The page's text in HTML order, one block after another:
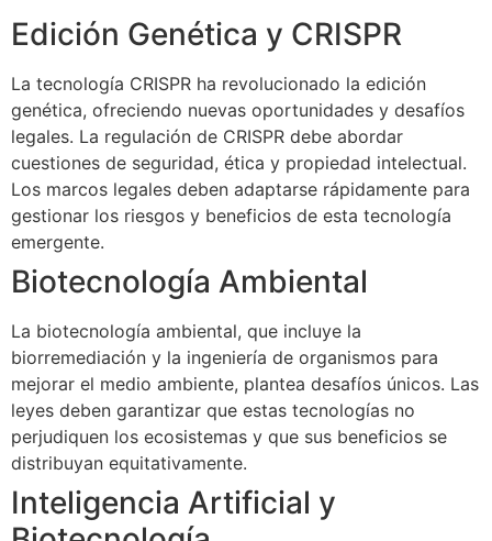
Edición Genética y CRISPR
La tecnología CRISPR ha revolucionado la edición
genética, ofreciendo nuevas oportunidades y desafíos
legales. La regulación de CRISPR debe abordar
cuestiones de seguridad, ética y propiedad intelectual.
Los marcos legales deben adaptarse rápidamente para
gestionar los riesgos y beneficios de esta tecnología
emergente.
Biotecnología Ambiental
La biotecnología ambiental, que incluye la
biorremediación y la ingeniería de organismos para
mejorar el medio ambiente, plantea desafíos únicos. Las
leyes deben garantizar que estas tecnologías no
perjudiquen los ecosistemas y que sus beneficios se
distribuyan equitativamente.
Inteligencia Artificial y